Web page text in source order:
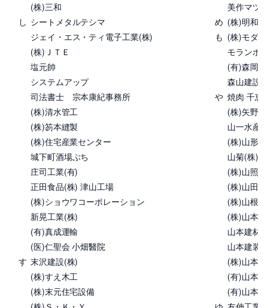
(株)三和
美作マツ
し シートメタルテシマ め (株)明和
ジェイ・エス・ティ電子工業(株)
も (株)モダ
(株)ＪＴＥ
モランボ
塩元帥
(有)森岡
システムアップ
森山建設(
司法書士 宗本康紀事務所
や 焼肉 千恵
(株)清水管工
(株)矢野
(株)笏本縫製
山一水産(
(株)住宅産業センター
(株)山形
城下町酒場ぶち
山菊(株)
庄司工業(有)
(株)山照
正田食品(株) 津山工場
(株)山田
(株)ショウワコーポレーション
(株)山根
新晃工業(株)
(株)山本
(有)真成運輸
山本建材(
(医)仁聖会 小畑醫院
山本建装
す 末沢建設(株)
(株)山本
(株)すえ木工
(有)山本
(株)末元住宅設備
(有)山本